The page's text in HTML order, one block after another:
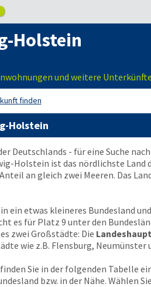
Holstein
und weitere
finden
Holstein
Deutschlands - für eine Suche
Holstein ist das nördlichste Land
an gleich zwei Meeren. Das
ein etwas kleineres Bundesland
es für Platz 9 unter den
zwei Großstädte: Die
wie z.B. Flensburg, Neumünster
finden Sie in der folgenden Tabelle
bzw. in der Nähe. Wählen